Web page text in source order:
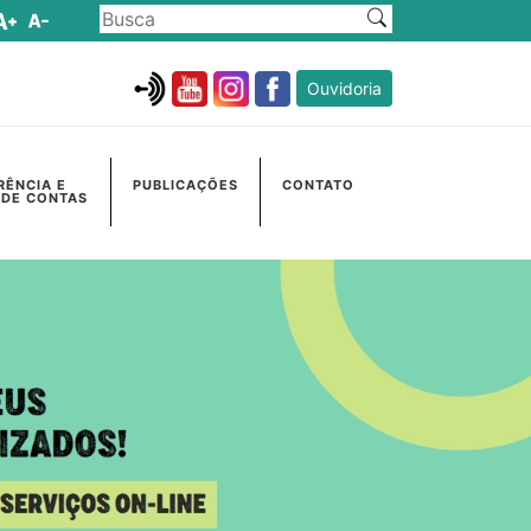
Ouvidoria
E
CONTAS
PUBLICAÇÕES CONTATO